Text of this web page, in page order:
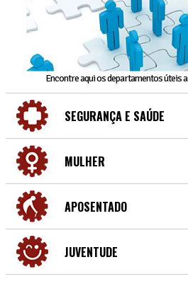
Encontre aqui os departamentos úteis
SEGURANÇA E SAÚDE
MULHER
APOSENTADO
JUVENTUDE